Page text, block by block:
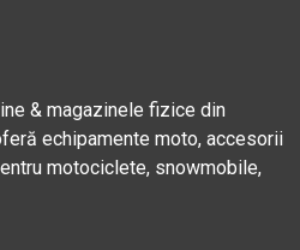
& magazinele fizice din
echipamente moto, accesorii
motociclete, snowmobile,